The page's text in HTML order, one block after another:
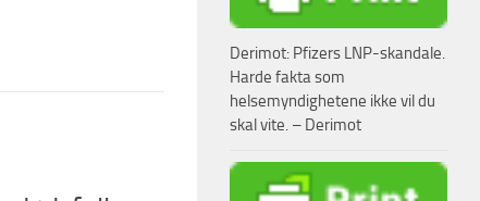
Derimot: Pfizers LNP-skandale.
Harde fakta som
helsemyndighetene ikke vil du
skal vite. – Derimot